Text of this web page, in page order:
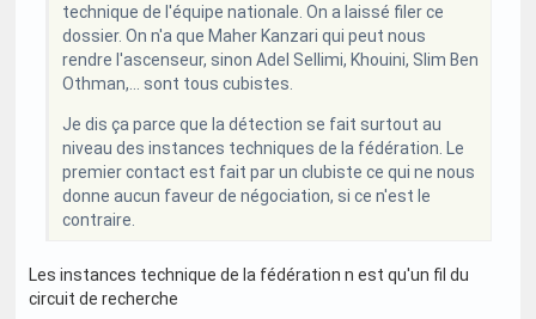
technique de l'équipe nationale. On a laissé filer ce
dossier. On n'a que Maher Kanzari qui peut nous
rendre l'ascenseur, sinon Adel Sellimi, Khouini, Slim Ben
Othman,... sont tous cubistes.
Je dis ça parce que la détection se fait surtout au
niveau des instances techniques de la fédération. Le
premier contact est fait par un clubiste ce qui ne nous
donne aucun faveur de négociation, si ce n'est le
contraire.
Les instances technique de la fédération n est qu'un fil du
circuit de recherche